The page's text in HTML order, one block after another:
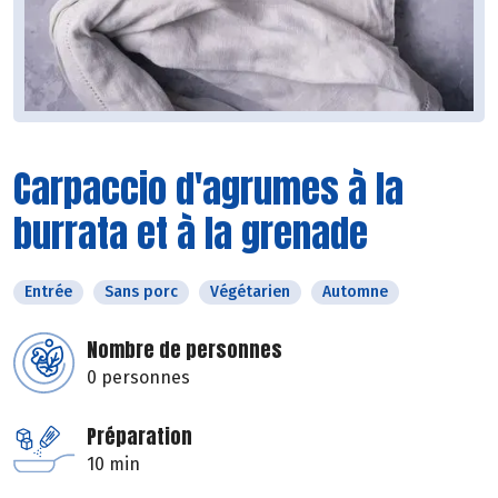
Carpaccio d'agrumes à la
burrata et à la grenade
Entrée Sans porc Végétarien Automne
Nombre de personnes
0 personnes
Préparation
10 min